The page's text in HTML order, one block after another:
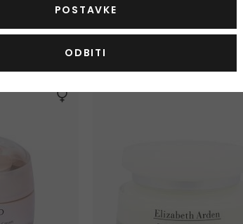
POSTAVKE
ODBITI